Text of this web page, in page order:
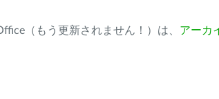
（もう更新されません！）は、 アーカ